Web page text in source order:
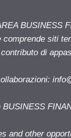
BUSINESS
siti
di
and other